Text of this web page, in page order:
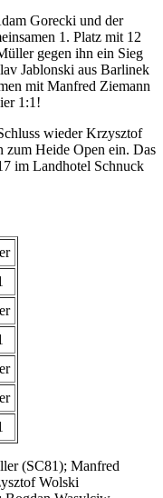
Gorecki und der
1. Platz mit 12
gegen ihn ein Sieg
Jablonski aus Barlinek
mit Manfred Ziemann
1:1!
wieder Krzysztof
zum Heide Open ein. Das
im Landhotel Schnuck
(SC81); Manfred
Wolski